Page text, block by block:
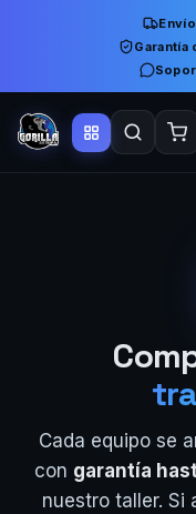
Garantía
Cada equipo se
con garantía
nuestro taller. Si